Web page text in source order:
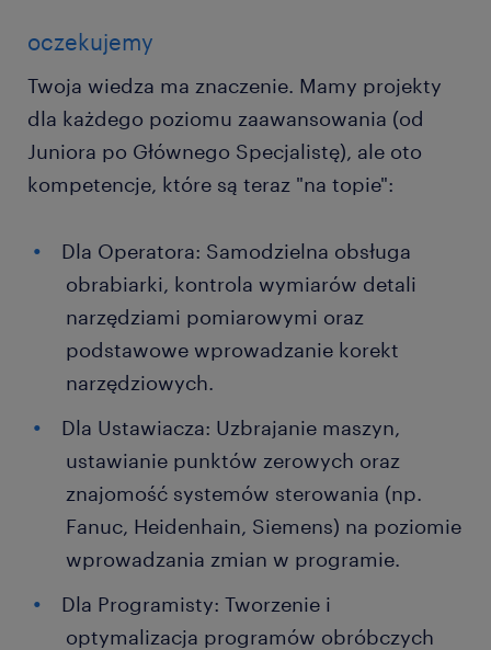
oczekujemy
Twoja wiedza ma znaczenie. Mamy projekty
dla każdego poziomu zaawansowania (od
Juniora po Głównego Specjalistę), ale oto
kompetencje, które są teraz "na topie":
Dla Operatora: Samodzielna obsługa
obrabiarki, kontrola wymiarów detali
narzędziami pomiarowymi oraz
podstawowe wprowadzanie korekt
narzędziowych.
Dla Ustawiacza: Uzbrajanie maszyn,
ustawianie punktów zerowych oraz
znajomość systemów sterowania (np.
Fanuc, Heidenhain, Siemens) na poziomie
wprowadzania zmian w programie.
Dla Programisty: Tworzenie i
optymalizacja programów obróbczych